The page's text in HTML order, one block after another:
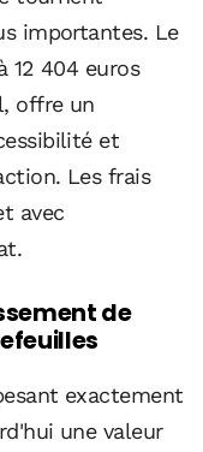
importantes. Le
12 404 euros
offre un
et
Les frais
avec
de
exactement
une valeur